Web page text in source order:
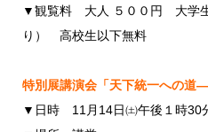
▼観覧料 大人 ５００円 大学
り） 高校生以下無料
特別展講演会「天下統一への道
▼日時 11月14日㈯午後１時30